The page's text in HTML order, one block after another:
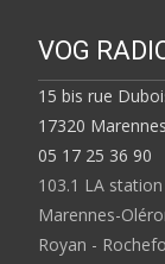
VOG
15 bis rue
17320
05 17 25 36 90
103.1 LA
Marennes-
Royan -